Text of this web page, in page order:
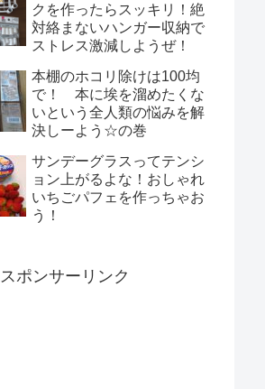
クを作ったらスッキリ！絶
対絡まないハンガー収納で
ストレス激減しようぜ！
本棚のホコリ除けは100均
で！ 本に埃を溜めたくな
いという全人類の悩みを解
決しーよう☆の巻
サンデーグラスってテンシ
ョン上がるよな！おしゃれ
いちごパフェを作っちゃお
う！
スポンサーリンク